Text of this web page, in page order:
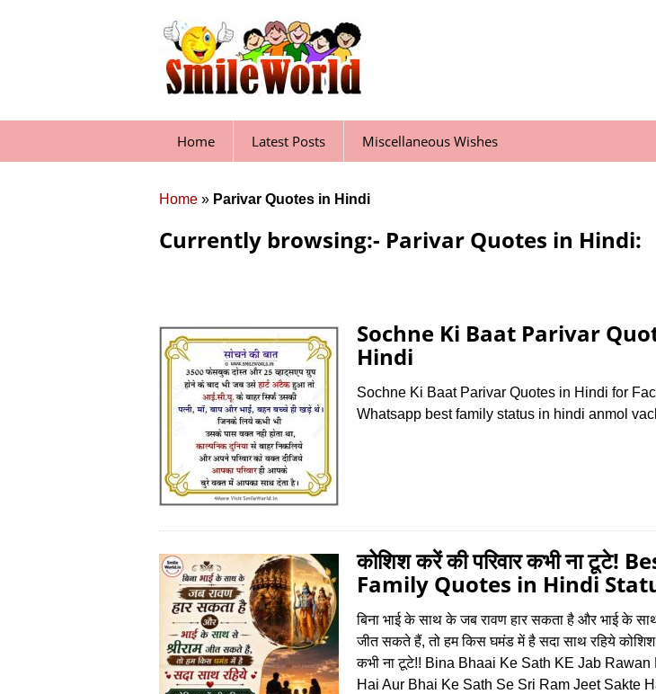
Home Latest Posts Miscellaneous Wishes
Home » Parivar Quotes in Hindi
Currently browsing:- Parivar Quotes in Hindi:
Sochne Ki Baat Parivar
Hindi
Sochne Ki Baat Parivar Quotes in Hindi for
Whatsapp best family status in hindi anmol
कोशिश करें की परिवार कभी ना टूटे!
Family Quotes in Hindi
बिना भाई के साथ के जब रावण हार सकता है और भाई के
जीत सकते हैं, तो हम किस घमंड में है सदा साथ रहिये कोशिश
कभी ना टूटे!! Bina Bhaai Ke Sath KE Jab Rawan
Hai Aur Bhai Ke Sath Se Sri Ram Jeet Sakte